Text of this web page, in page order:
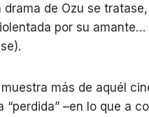
de Ozu se
por su
más de aquél
–en lo que a